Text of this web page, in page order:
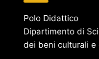
Polo Didattico
Dipartimento di
dei beni culturali e